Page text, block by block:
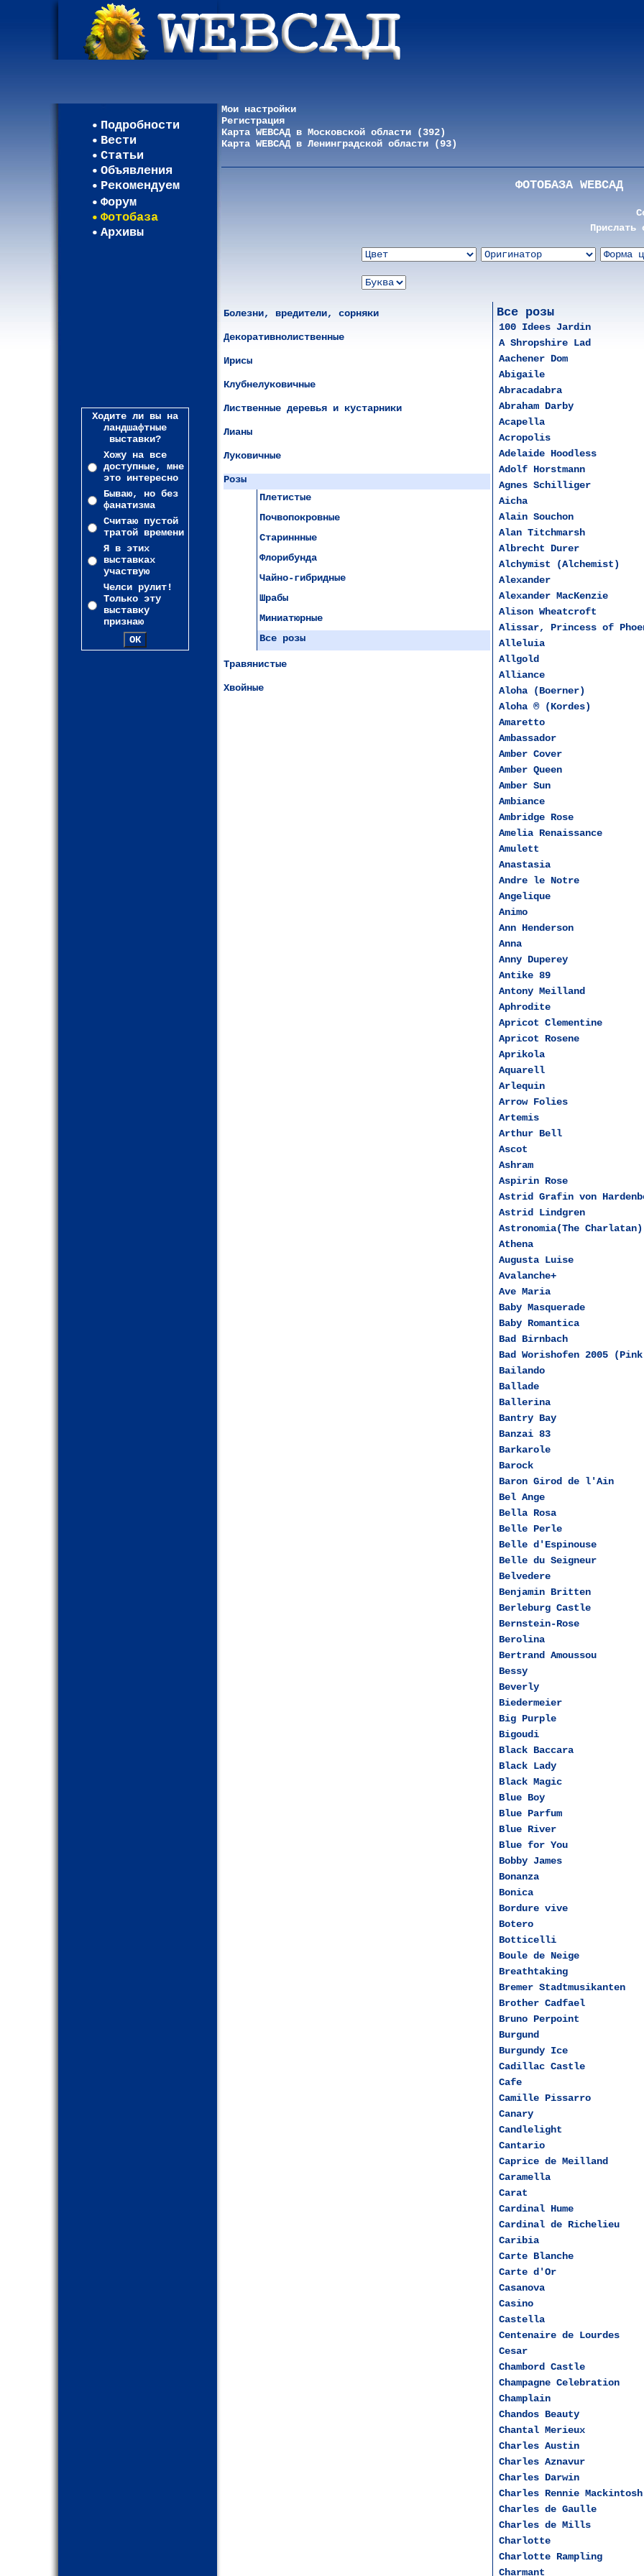
Подробности
Вести
Статьи
Объявления
Рекомендуем
Форум
Фотобаза
Архивы
Ходите ли вы на
ландшафтные
выставки?
Хожу на все
доступные, мне
это интересно
Бываю, но без
фанатизма
Считаю пустой
тратой времени
Я в этих
выставках
участвую
Челси рулит!
Только эту
выставку
признаю
Мои настройки
Регистрация
Карта WEBСАД в Московской области (392)
Карта WEBСАД в Ленинградской области (93)
ФОТОБАЗА WEBСАД
Прислать
Болезни, вредители, сорняки
Декоративнолиственные
Ирисы
Клубнелуковичные
Лиственные деревья и кустарники
Лианы
Луковичные
Розы
Плетистые
Почвопокровные
Стариннные
Флорибунда
Чайно-гибридные
Шрабы
Миниатюрные
Все розы
Травянистые
Хвойные
Все розы
100 Idees Jardin
A Shropshire Lad
Aachener Dom
Abigaile
Abracadabra
Abraham Darby
Acapella
Acropolis
Adelaide Hoodless
Adolf Horstmann
Agnеs Schilliger
Aicha
Alain Souchon
Alan Titchmarsh
Albrecht Durer
Alchymist (Alchemist)
Alexander
Alexander MacKenzie
Alison Wheatcroft
Alissar, Princess of
Alleluia
Allgold
Alliance
Aloha (Boerner)
Aloha ® (Kordes)
Amaretto
Ambassador
Amber Cover
Amber Queen
Amber Sun
Ambiance
Ambridge Rose
Amelia Renaissance
Amulett
Anastasia
Andre le Notre
Angelique
Animo
Ann Henderson
Anna
Anny Duperey
Antike 89
Antony Meilland
Aphrodite
Apricot Clementine
Apricot Rosene
Aprikola
Aquarell
Arlequin
Arrow Folies
Artemis
Arthur Bell
Ascot
Ashram
Aspirin Rose
Astrid Grafin von
Astrid Lindgren
Astronomia(The Charlatan)
Athena
Augusta Luise
Avalanche+
Ave Maria
Baby Masquerade
Baby Romantica
Bad Birnbach
Bad Worishofen 2005
Bailando
Ballade
Ballerina
Bantry Bay
Banzai 83
Barkarole
Barock
Baron Girod de l'Ain
Bel Ange
Bella Rosa
Belle Perle
Belle d'Espinouse
Belle du Seigneur
Belvedere
Benjamin Britten
Berleburg Castle
Bernstein-Rose
Berolina
Bertrand Amoussou
Bessy
Beverly
Biedermeier
Big Purple
Bigoudi
Black Baccara
Black Lady
Black Magic
Blue Boy
Blue Parfum
Blue River
Blue for You
Bobby James
Bonanza
Bonica
Bordure vive
Botero
Botticelli
Boule de Neige
Breathtaking
Bremer Stadtmusikanten
Brother Cadfael
Bruno Perpoint
Burgund
Burgundy Ice
Cadillac Castle
Cafe
Camille Pissarro
Canary
Candlelight
Cantario
Caprice de Meilland
Caramella
Carat
Cardinal Hume
Cardinal de Richelieu
Caribia
Carte Blanche
Carte d'Or
Casanova
Casino
Castella
Centenaire de Lourdes
Cesar
Chambord Castle
Champagne Celebration
Champlain
Chandos Beauty
Chantal Merieux
Charles Austin
Charles Aznavur
Charles Darwin
Charles Rennie Mackintosh
Charles de Gaulle
Charles de Mills
Charlotte
Charlotte Rampling
Charmant